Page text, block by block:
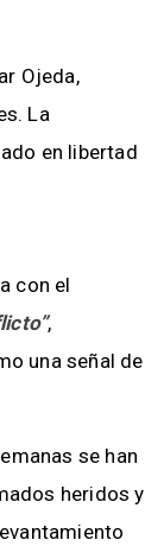
Ojeda,
La
en libertad
con el
,
una señal de
se han
heridos y